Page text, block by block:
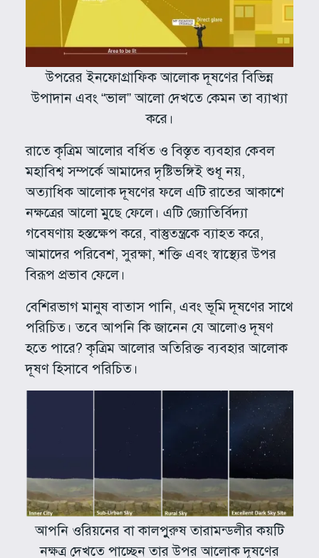
উপরের ইনফোগ্রাফিক আলোক দূষণের বিভিন্ন
উপাদান এবং “ভাল” আলো দেখতে কেমন তা ব্যাখ্যা
করে।
রাতে কৃত্রিম আলোর বর্ধিত ও বিস্তৃত ব্যবহার কেবল
মহাবিশ্ব সম্পর্কে আমাদের দৃষ্টিভঙ্গিই শুধূ নয়,
অত্যাধিক আলোক দূষণের ফলে এটি রাতের আকাশে
নক্ষত্রের আলো মুছে ফেলে। এটি জ্যোতির্বিদ্যা
গবেষণায় হস্তক্ষেপ করে, বাস্তুতন্ত্রকে ব্যাহত করে,
আমাদের পরিবেশ, সুরক্ষা, শক্তি এবং স্বাস্থ্যের উপর
বিরূপ প্রভাব ফেলে।
বেশিরভাগ মানুষ বাতাস পানি, এবং ভূমি দূষণের সাথে
পরিচিত। তবে আপনি কি জানেন যে আলোও দূষণ
হতে পারে? কৃত্রিম আলোর অতিরিক্ত ব্যবহার আলোক
দূষণ হিসাবে পরিচিত।
আপনি ওরিয়নের বা কালপুুরুষ তারামন্ডলীর কয়টি
নক্ষত্র দেখতে পাচ্ছেন তার উপর আলোক দূষণের